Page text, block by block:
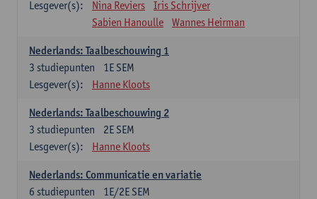
Lesgever(s):
Nina Reviers
Iris Schrijver
Sabien Hanoulle
Wannes Heirman
Nederlands: Taalbeschouwing 1
1E SEM
3 studiepunten
Lesgever(s):
Hanne Kloots
Nederlands: Taalbeschouwing 2
2E SEM
3 studiepunten
Lesgever(s):
Hanne Kloots
Nederlands: Communicatie en variatie
1E/2E SEM
6 studiepunten